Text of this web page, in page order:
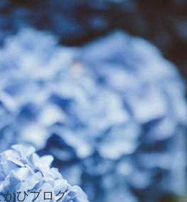
かひブログ